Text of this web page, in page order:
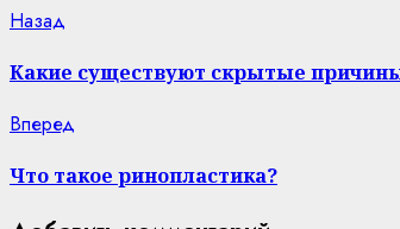
Continue
Reading
Назад
Какие существуют скрытые
Вперед
Что такое ринопластика?